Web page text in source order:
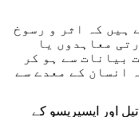
ہیں کہ اثر و رسوخ
معاہدوں یا
بیانات سے ہو کر
انسان کے معدے سے
اور ایسپریسو کے